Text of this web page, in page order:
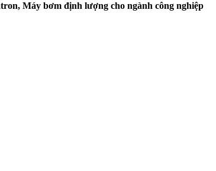
Máy bơm định lượng cho ngành công nghiệp